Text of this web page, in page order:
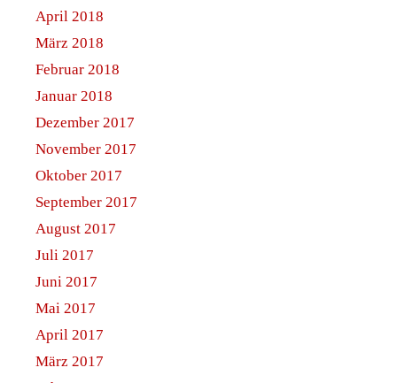
April 2018
März 2018
Februar 2018
Januar 2018
Dezember 2017
November 2017
Oktober 2017
September 2017
August 2017
Juli 2017
Juni 2017
Mai 2017
April 2017
März 2017